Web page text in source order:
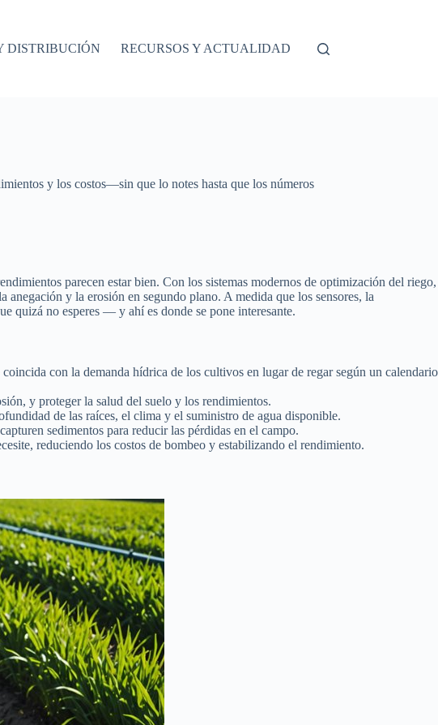
DISTRIBUCIÓN RECURSOS Y ACTUALIDAD
y los costos—sin que lo notes hasta que los números
parecen estar bien. Con los sistemas modernos de optimización del riego,
y la erosión en segundo plano. A medida que los sensores, la
quizá no esperes — y ahí es donde se pone interesante.
con la demanda hídrica de los cultivos en lugar de regar según un calendario
y proteger la salud del suelo y los rendimientos.
de las raíces, el clima y el suministro de agua disponible.
sedimentos para reducir las pérdidas en el campo.
reduciendo los costos de bombeo y estabilizando el rendimiento.